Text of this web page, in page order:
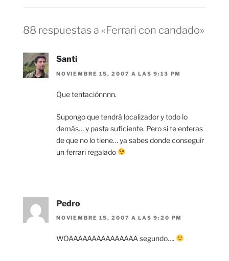
88 respuestas a «Ferrari con candado»
Santi
NOVIEMBRE 15, 2007 A LAS 9:13 PM
Que tentaciónnnn.
Supongo que tendrá localizador y todo lo
demás… y pasta suficiente. Pero si te enteras
de que no lo tiene… ya sabes donde conseguir
un ferrari regalado
Pedro
NOVIEMBRE 15, 2007 A LAS 9:20 PM
WOAAAAAAAAAAAAAAA segundo….